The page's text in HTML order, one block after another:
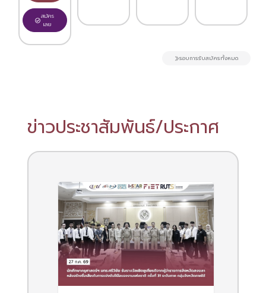
สมัคร
เลย
รอบการรับสมัครทั้งหมด
ข่าวประชาสัมพันธ์/ประกาศ